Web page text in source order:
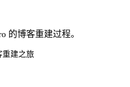
的博客重建过程。
重建之旅